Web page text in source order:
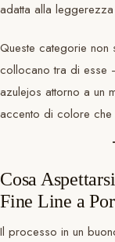
adatta alla
Queste categorie non
collocano tra di esse
azulejos attorno a un
accento di colore che
Cosa
Fine Line a
Il processo in un